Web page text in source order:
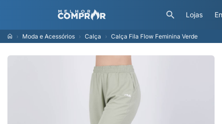
Lojas
Moda e Acessórios Calça Calça Fila Flow Feminina Verde